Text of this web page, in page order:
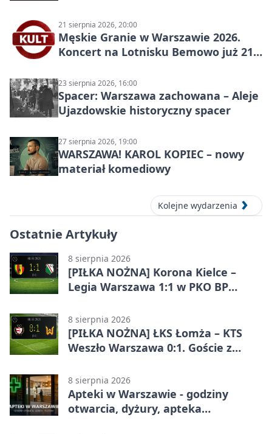
21 sierpnia 2026, 20:00
Męskie Granie w Warszawie 2026.
Koncert na Lotnisku Bemowo już 21
23 sierpnia 2026, 16:00
Spacer: Warszawa zachowana – Aleje
Ujazdowskie historyczny spacer
27 sierpnia 2026, 19:00
WARSZAWA! KAROL KOPIEC – nowy
materiał komediowy
Kolejne wydarzenia
Ostatnie Artykuły
8 sierpnia 2026
[PIŁKA NOŻNA] Korona Kielce –
Legia Warszawa 1:1 w PKO BP
zwycięstwo z rąk
8 sierpnia 2026
[PIŁKA NOŻNA] ŁKS Łomża – KTS
Weszło Warszawa 0:1. Goście z
w Betclic 3. Lidze Grupa 1 (Grupa I)
8 sierpnia 2026
Apteki w Warszawie - godziny
otwarcia, dyżury, apteka